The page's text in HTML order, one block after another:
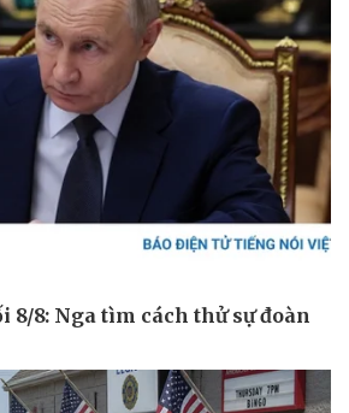
Tiêu dùng
Tỷ giá
Chứng khoán
Giá cà phê